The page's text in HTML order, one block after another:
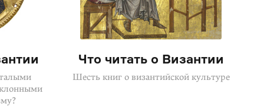
Что читать о Византии
Шесть книг о византийской культуре